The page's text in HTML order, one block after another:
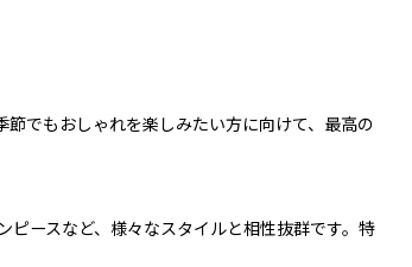
節でもおしゃれを楽しみたい方に向けて、最高の
ースなど、様々なスタイルと相性抜群です。特